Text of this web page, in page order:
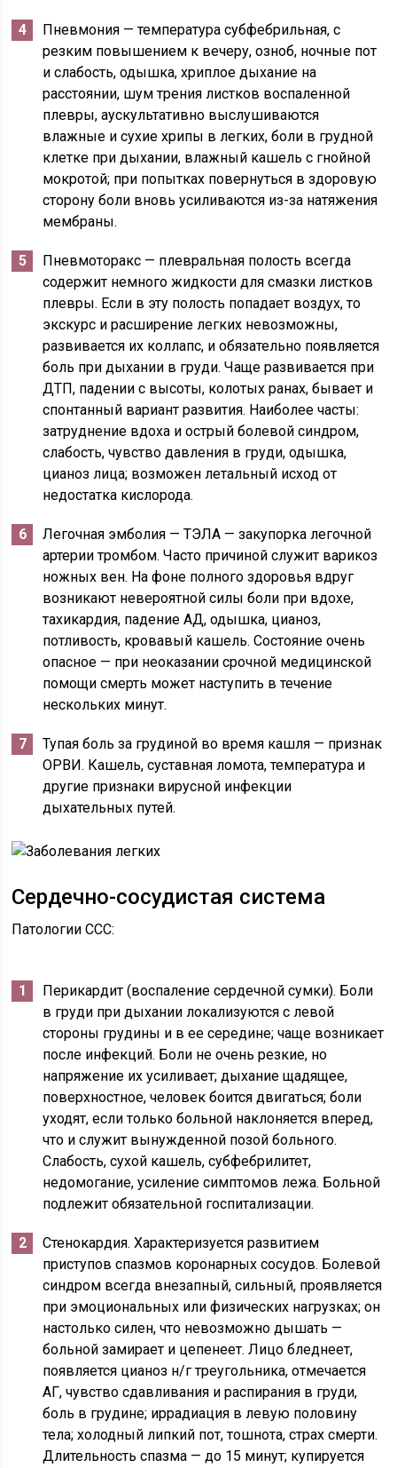
Пневмония — температура субфебрильная, с
резким повышением к вечеру, озноб, ночные пот
и слабость, одышка, хриплое дыхание на
расстоянии, шум трения листков воспаленной
плевры, аускультативно выслушиваются
влажные и сухие хрипы в легких, боли в грудной
клетке при дыхании, влажный кашель с гнойной
мокротой; при попытках повернуться в здоровую
сторону боли вновь усиливаются из-за натяжения
мембраны.
Пневмоторакс — плевральная полость всегда
содержит немного жидкости для смазки листков
плевры. Если в эту полость попадает воздух, то
экскурс и расширение легких невозможны,
развивается их коллапс, и обязательно появляется
боль при дыхании в груди. Чаще развивается при
ДТП, падении с высоты, колотых ранах, бывает и
спонтанный вариант развития. Наиболее часты:
затруднение вдоха и острый болевой синдром,
слабость, чувство давления в груди, одышка,
цианоз лица; возможен летальный исход от
недостатка кислорода.
Легочная эмболия — ТЭЛА — закупорка легочной
артерии тромбом. Часто причиной служит варикоз
ножных вен. На фоне полного здоровья вдруг
возникают невероятной силы боли при вдохе,
тахикардия, падение АД, одышка, цианоз,
потливость, кровавый кашель. Состояние очень
опасное — при неоказании срочной медицинской
помощи смерть может наступить в течение
нескольких минут.
Тупая боль за грудиной во время кашля — признак
ОРВИ. Кашель, суставная ломота, температура и
другие признаки вирусной инфекции
дыхательных путей.
Сердечно-сосудистая система
Патологии ССС:
Перикардит (воспаление сердечной сумки). Боли
в груди при дыхании локализуются с левой
стороны грудины и в ее середине; чаще возникает
после инфекций. Боли не очень резкие, но
напряжение их усиливает; дыхание щадящее,
поверхностное, человек боится двигаться; боли
уходят, если только больной наклоняется вперед,
что и служит вынужденной позой больного.
Слабость, сухой кашель, субфебрилитет,
недомогание, усиление симптомов лежа. Больной
подлежит обязательной госпитализации.
Стенокардия. Характеризуется развитием
приступов спазмов коронарных сосудов. Болевой
синдром всегда внезапный, сильный, проявляется
при эмоциональных или физических нагрузках; он
настолько силен, что невозможно дышать —
больной замирает и цепенеет. Лицо бледнеет,
появляется цианоз н/г треугольника, отмечается
АГ, чувство сдавливания и распирания в груди,
боль в грудине; иррадиация в левую половину
тела; холодный липкий пот, тошнота, страх смерти.
Длительность спазма — до 15 минут; купируется